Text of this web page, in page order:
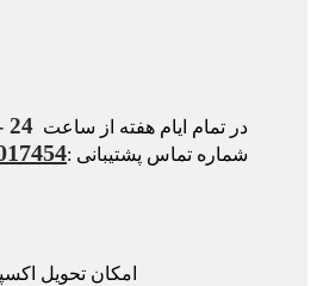
در تمام ایام هفته از ساعت24 - 8
شماره تماس پشتیبانی :
امکان تحویل اکسپرس